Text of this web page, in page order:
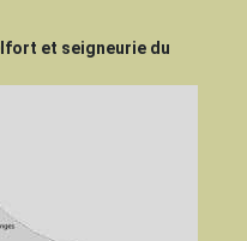
et seigneurie du